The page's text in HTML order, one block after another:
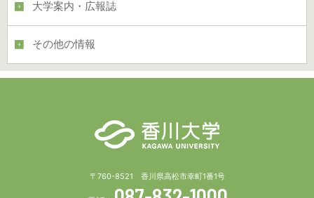
大学案内・広報誌
その他の情報
〒760-8521 香川県高松市幸町1番1号